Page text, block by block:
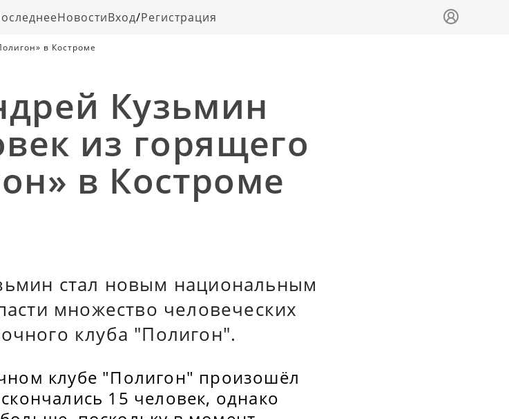
НовостиВход/Регистрация
в Костроме
Кузьмин
из горящего
в Костроме
стал новым национальным
множество человеческих
клуба "Полигон".
клубе "Полигон" произошёл
15 человек, однако